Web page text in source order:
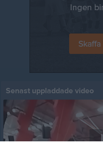
Senast uppladdade video